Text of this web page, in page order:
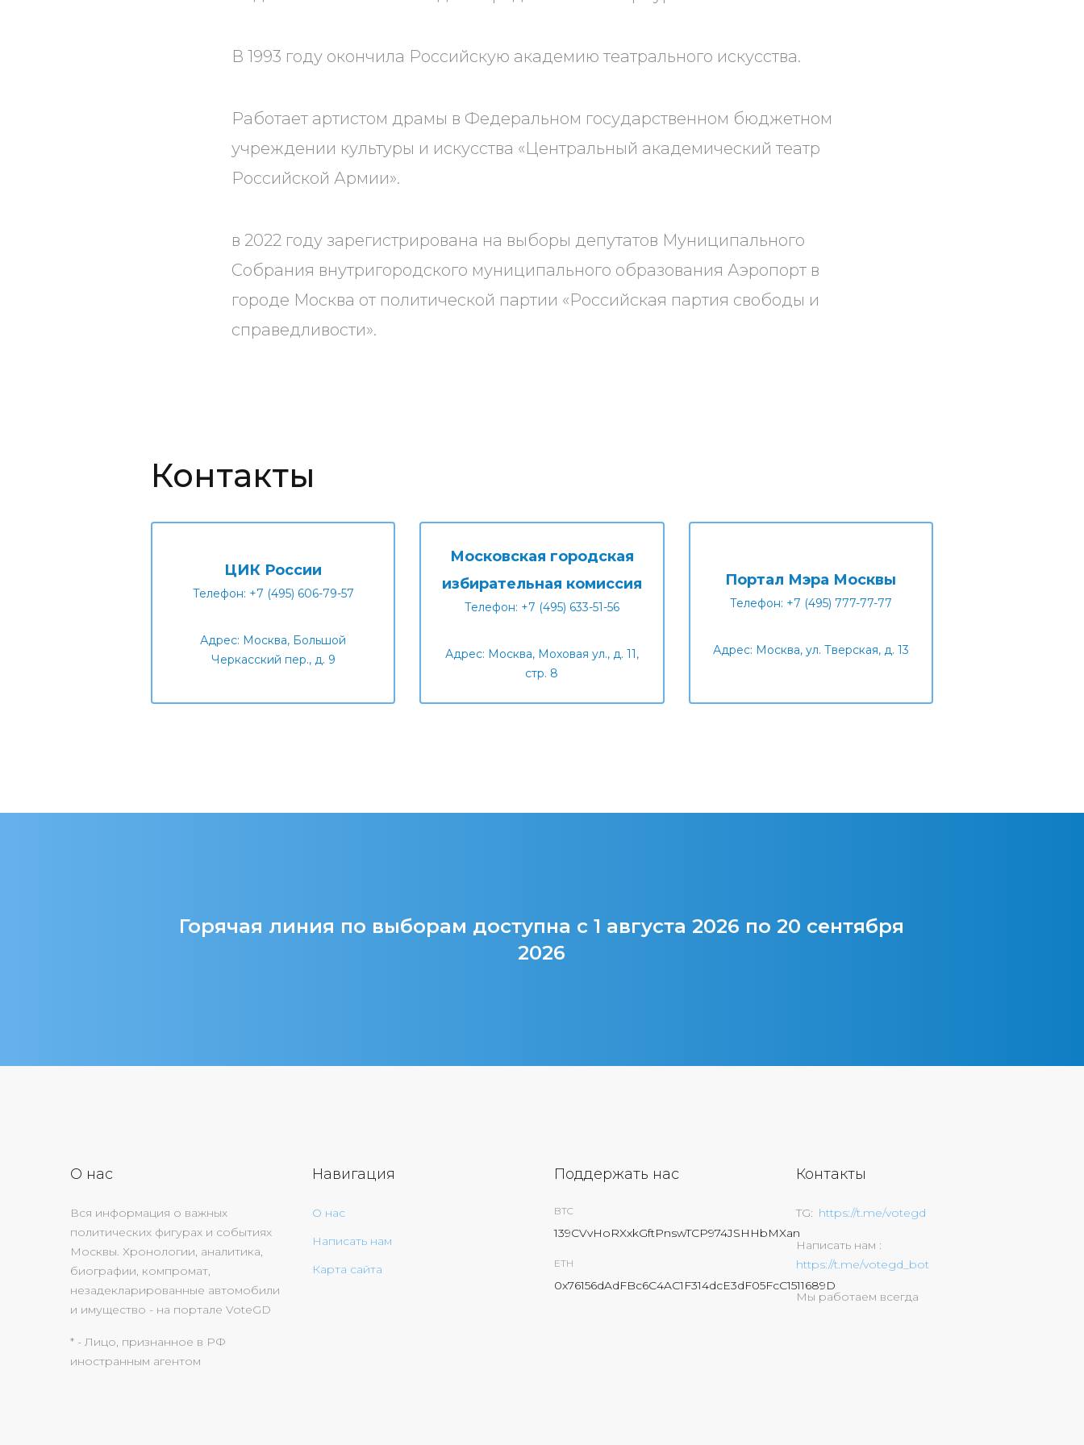
В 1993 году окончила Российскую академию театрального искусства.
Работает артистом драмы в Федеральном государственном бюджетном
учреждении культуры и искусства «Центральный академический театр
Российской Армии».
в 2022 году зарегистрирована на выборы депутатов Муниципального
Собрания внутригородского муниципального образования Аэропорт в
городе Москва от политической партии «Российская партия свободы и
справедливости».
Контакты
ЦИК России
Телефон: +7 (495) 606-79-57
Адрес: Москва, Большой
Черкасский пер., д. 9
Московская городская
избирательная комиссия
Телефон: +7 (495) 633-51-56
Адрес: Москва, Моховая ул., д. 11,
стр. 8
Портал Мэра Москвы
Телефон: +7 (495) 777-77-77
Адрес: Москва, ул. Тверская, д. 13
Горячая линия по выборам доступна с 1 августа 2026 по 20 сентября
2026
О нас
Вся информация о важных
политических фигурах и событиях
Москвы. Хронологии, аналитика,
биографии, компромат,
незадекларированные автомобили
и имущество - на портале VoteGD
* - Лицо, признанное в РФ
иностранным агентом
Навигация
О нас
Написать нам
Карта сайта
Поддержать нас
BTC
139CVvHoRXxkGftPnswTCP974JSHHbMXan
ETH
0x76156dAdFBc6C4AC1F314dcE3dF05FcC1511689D
Контакты
TG https://t.me/votegd
Написать нам
https://t.me/votegd_bot
Мы работаем всегда